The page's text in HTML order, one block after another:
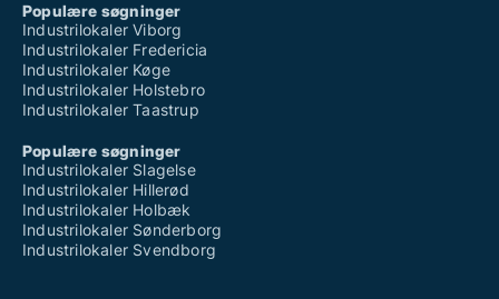
Populære søgninger
Industrilokaler Viborg
Industrilokaler Fredericia
Industrilokaler Køge
Industrilokaler Holstebro
Industrilokaler Taastrup
Populære søgninger
Industrilokaler Slagelse
Industrilokaler Hillerød
Industrilokaler Holbæk
Industrilokaler Sønderborg
Industrilokaler Svendborg